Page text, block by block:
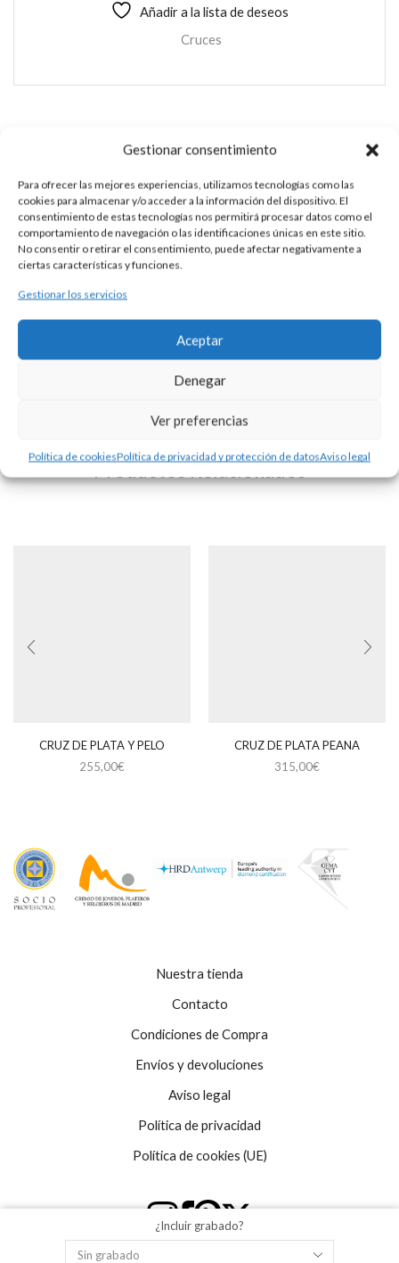
Gestionar consentimiento
Para ofrecer las mejores experiencias, utilizamos tecnologías como las
cookies para almacenar y/o acceder a la información del dispositivo. El
consentimiento de estas tecnologías nos permitirá procesar datos como el
comportamiento de navegación o las identificaciones únicas en este sitio.
No consentir o retirar el consentimiento, puede afectar negativamente a
ciertas características y funciones.
Gestionar los servicios
Aceptar
Denegar
Ver preferencias
Política de cookiesPolítica de privacidad y protección de datosAviso legal
Añadir a la lista de deseos
Cruces
CRUZ DE PLATA
DESCRIPCIÓN
Cruz de plata 925 con la imagen de Cristo y las esquinas
romas.
Se puede personalizar con la tipografía que usted elija. Precio
del grabado no incluído.
Productos Relacionados
CRUZ DE PLATA Y PELO
255,00€
CRUZ DE PLATA PEANA
315,00€
Nuestra tienda
Contacto
Condiciones de Compra
Envíos y devoluciones
Aviso legal
Política de privacidad
Política de cookies (UE)
¿Incluir grabado?